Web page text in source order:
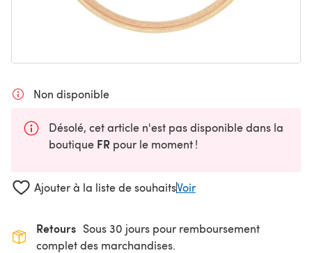
Non disponible
Désolé, cet article n'est pas disponible dans la
boutique FR pour le moment !
Ajouter à la liste de souhaitsVoir
Retours Sous 30 jours pour remboursement
complet des marchandises.